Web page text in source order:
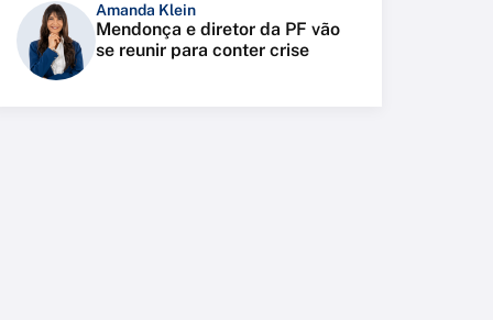
Amanda Klein
Mendonça e diretor da PF vão
se reunir para conter crise